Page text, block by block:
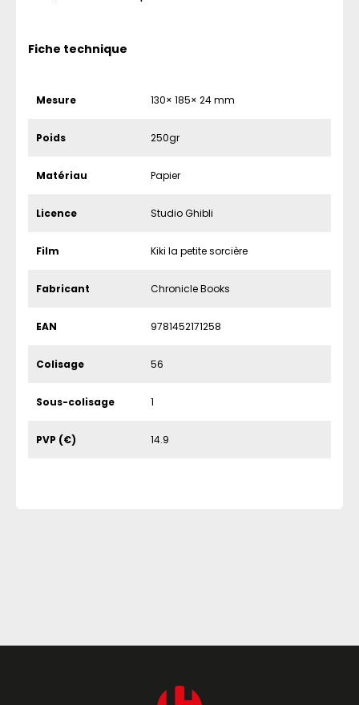
Fiche technique
Mesure 130× 185× 24 mm
Poids 250gr
Matériau Papier
Licence Studio Ghibli
Film Kiki la petite sorcière
Fabricant Chronicle Books
EAN 9781452171258
Colisage 56
Sous-colisage 1
PVP (€) 14.9